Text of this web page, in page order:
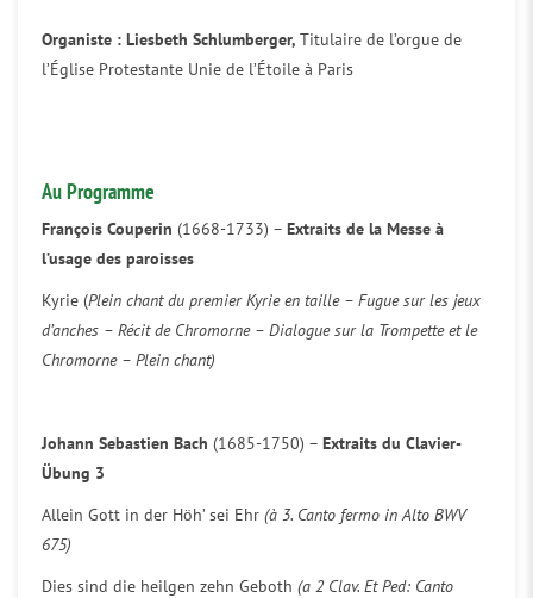
Organiste : Liesbeth Schlumberger, Titulaire de l’orgue de
l’Église Protestante Unie de l’Étoile à Paris
Au Programme
François Couperin (1668-1733) – Extraits de la Messe à
l’usage des paroisses
Kyrie (Plein chant du premier Kyrie en taille – Fugue sur les jeux
d’anches – Récit de Chromorne – Dialogue sur la Trompette et le
Chromorne – Plein chant)
Johann Sebastien Bach (1685-1750) – Extraits du Clavier-
Übung 3
Allein Gott in der Höh’ sei Ehr (à 3. Canto fermo in Alto BWV
675)
Dies sind die heilgen zehn Geboth (a 2 Clav. Et Ped: Canto